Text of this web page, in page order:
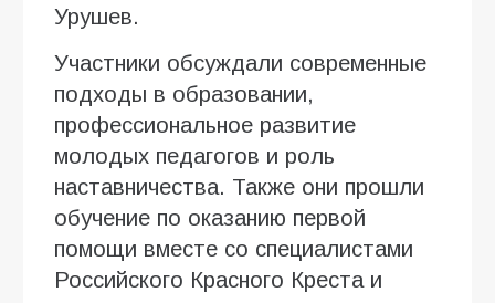
Урушев.
Участники обсуждали современные
подходы в образовании,
профессиональное развитие
молодых педагогов и роль
наставничества. Также они прошли
обучение по оказанию первой
помощи вместе со специалистами
Российского Красного Креста и